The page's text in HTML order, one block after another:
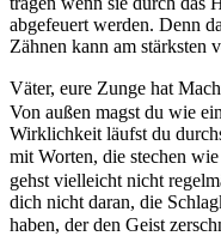
abgefeuert werden. Denn
Zähnen kann am stärksten
Väter, eure Zunge hat
Von außen magst du wie
Wirklichkeit läufst du
mit Worten, die stechen
gehst vielleicht nicht
dich nicht daran, die
haben, der den Geist